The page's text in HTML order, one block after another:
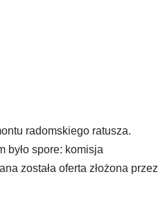
radomskiego ratusza.
było spore: komisja
została oferta złożona przez